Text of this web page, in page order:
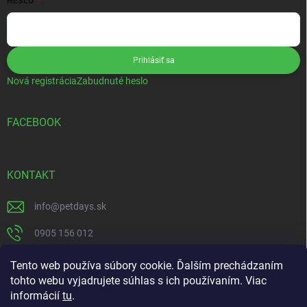
Tento web používa súbory cookie. Ďalším prechádzaním
tohto webu vyjadrujete súhlas s ich používaním. Viac
informácií tu.
Prihlásiť sa
Nová registráciaZabudnuté heslo
FACEBOOK
KONTAKT
info@petdays.sk
0905 156 012
PetDays